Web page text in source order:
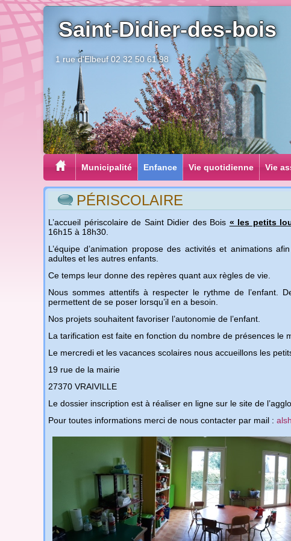
Saint-Didier-des-bois
1 rue d'Elbeuf 02 32 50 61 98
Municipalité Enfance Vie quotidienne Vie
PÉRISCOLAIRE
L’accueil périscolaire de Saint Didier des Bois « les petits
16h15 à 18h30.
L’équipe d’animation propose des activités et animations
adultes et les autres enfants.
Ce temps leur donne des repères quant aux règles de vie.
Nous sommes attentifs à respecter le rythme de l’enfant.
permettent de se poser lorsqu’il en a besoin.
Nos projets souhaitent favoriser l’autonomie de l’enfant.
La tarification est faite en fonction du nombre de présences le
Le mercredi et les vacances scolaires nous accueillons les
19 rue de la mairie
27370 VRAIVILLE
Le dossier inscription est à réaliser en ligne sur le site de
Pour toutes informations merci de nous contacter par mail :